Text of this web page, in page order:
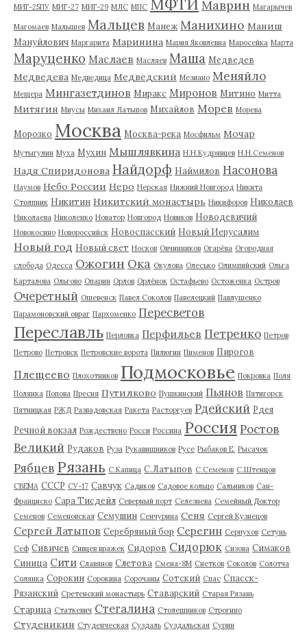
МИГ-25ПУ МИГ-27 МИГ-29 МЛС МПС Маврин Магарычев
Магомаев Малышев Мальцев Манеж Манихино Маниш
Мануйлович Маргарита Маринина Мария Яковлевна Маросейка Марта
Маруценко Маслаев Масляев Маша Медведев
Медведева Медведица Медведский Мезиано Меняйло
Мещера Мингазетдинов Миракс Миронов Митино Митта
Митягин Миусы Михаил Латыпов Михайлов Морев Морева
Морозко Москва Москва-река Мосфильм Мочар
Мутыгулин Муха Мухин Мышлявкина Н.Н.Кудрявцев Н.Н.Семенов
Надя Спиридонова Найдорф Наймилов Насонова
Наумов Небо России Неро Нерская Нижний Новгород Никита
Столпник Никитин Никитский монастырь Никифоров Николаев
Николаева Николенко Новатор Новгород Новиков Новодевичий
Новокосино Новороссийск Новоспасский Новый Иерусалим
Новый год Новый свет Носков Овчинников Огарёва Огородная
слобода Одесса Ожогин Ока Окулова Олесько Олимпийский Ольга
Карталова Ольгово Опарин Орлов Орлёнок Остафьево Остоженка Остров
Очеретный Ошевенск Павел Соколов Павелецкий Павлушенко
Парамоновский овраг Пархоменко Пересветов
Переславль Перловка Перфильев Петренко Петров
Петрово Петровск Петровские ворота Пилюгин Пименов Пирогов
Плещеево Плохотников Подмосковье Покровка Поля
Полянка Попова Пресня Путилково Пушкинский Пьянов Пятигорск
Пятницкая РЖД Развадовская Ракета Расторгуев Рдейский Рдея
Речной вокзал Рождествено Росси Россина Россия Ростов
Великий Рудаков Руза Рукавишников Русе Рыбаков Е. Рысачок
Рябцев Рязань С.Капица С.Латыпов С.Семенов С.Штенцов
СВЕМА СССР СУ-17 Савчук Садиков Садовое кольцо Сальников Сан-
Франциско Сара Тисдейл Северный порт Селезнева Семейный Доктор
Семенов Семеновская Семушин Сенчурина Сеня Сергей Кузнецов
Сергей Латыпов Серебряный бор Серегин Серпухов Сетунь
Сеф Сивичев Сивцев вражек Сидоров Сидорюк Сизова Симаков
Синица Сити Славянов Слетова Смена-8М Снетков Соколов Солотча
Солянка Сорокин Сорокина Сорочаны Сотский Спас Спасск-
Рязанский Сретенский монастырь Ставарский Старая Рязань
Старица Статкевич Стегалина Столешников Строгино
Студеникин Студенческая Суздаль Суздальская Сурин